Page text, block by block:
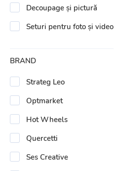
Decoupage și pictură
Seturi pentru foto și video
BRAND
Strateg Leo
Optmarket
Hot Wheels
Quercetti
Ses Creative